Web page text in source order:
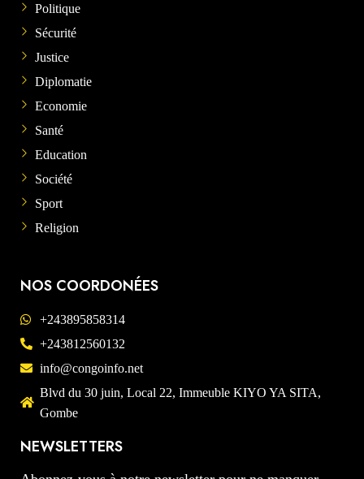
Politique
Sécurité
Justice
Diplomatie
Economie
Santé
Education
Société
Sport
Religion
NOS COORDONÉES
+243895858314
+243812560132
info@congoinfo.net
Blvd du 30 juin, Local 22, Immeuble KIYO YA SITA,
Gombe
NEWSLETTERS